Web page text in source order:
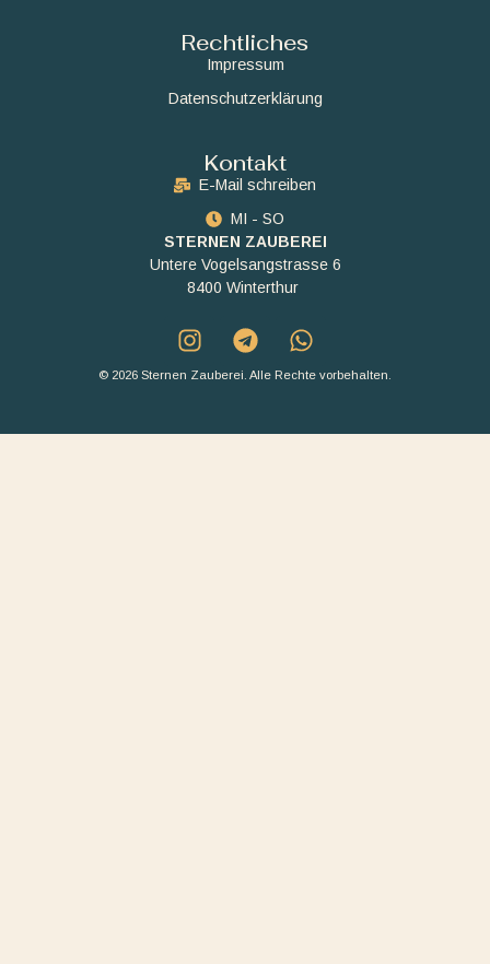
Rechtliches
Impressum
Datenschutzerklärung
Kontakt
E-Mail schreiben
MI - SO
STERNEN ZAUBEREI
Untere Vogelsangstrasse 6
8400 Winterthur
© 2026 Sternen Zauberei. Alle Rechte vorbehalten.